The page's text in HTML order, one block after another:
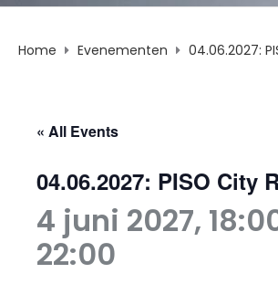
Home Evenementen 04.06.2027:
« All Events
04.06.2027: PISO City
4 juni 2027,
22:00